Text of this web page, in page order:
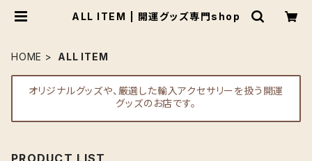
ALL ITEM | 開運グッズ専門shop
HOME ALL ITEM
オリジナルグッズや、厳選した輸入アクセサリーを扱う開運
グッズのお店です。
PRODUCT LIST